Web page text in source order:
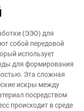
(ЭЭО) для
собой передовой
использует
для формирования
Эта сложная
искры между
посредством
происходит в среде